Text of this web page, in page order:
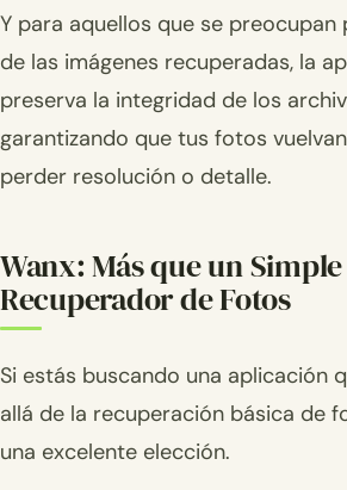
Y para aquellos que se preocupan
de las imágenes recuperadas, la
preserva la integridad de los
garantizando que tus fotos
perder resolución o detalle.
Wanx: Más que un Simple
Recuperador de Fotos
Si estás buscando una aplicación
allá de la recuperación básica de
una excelente elección.